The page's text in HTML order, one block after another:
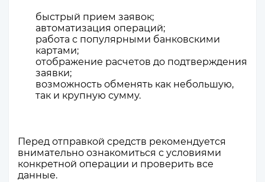
быстрый прием заявок;
автоматизация операций;
работа с популярными банковскими
картами;
отображение расчетов до подтверждения
заявки;
возможность обменять как небольшую,
так и крупную сумму.
Перед отправкой средств рекомендуется
внимательно ознакомиться с условиями
конкретной операции и проверить все
данные.